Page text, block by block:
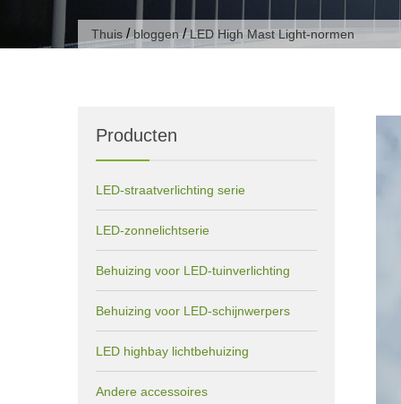
Thuis /bloggen/LED High Mast Light-normen
Producten
LED-straatverlichting serie
LED-zonnelichtserie
Behuizing voor LED-tuinverlichting
Behuizing voor LED-schijnwerpers
LED highbay lichtbehuizing
Andere accessoires